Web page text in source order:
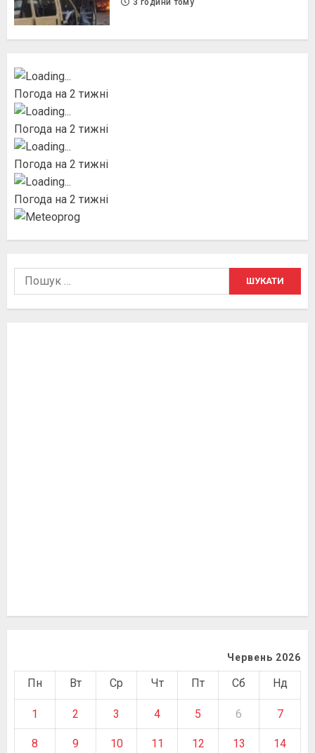
Погода на 2 тижні
Погода на 2 тижні
Погода на 2 тижні
Погода на 2 тижні
Пошук:
Червень 2026
Пн Вт Ср Чт Пт Сб Нд
1 2 3 4 5 6 7
8 9 10 11 12 13 14